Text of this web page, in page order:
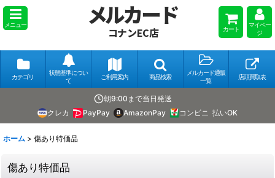
メニュー メルカード
コナンEC店 カート
マイペー
ジ
カテゴリ
状態基準につい
て
ご利用案内 商品検索
メルカード通販
一覧
店頭買取表
朝9:00まで当日発送
クレカ
PayPay AmazonPay コンビニ 払いOK
ホーム > 傷あり特価品
傷あり特価品